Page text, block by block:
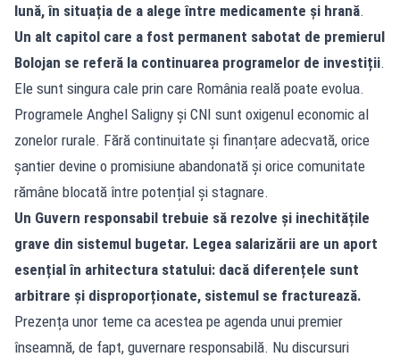
lună, în situația de a alege între medicamente și hrană.
Un alt capitol care a fost permanent sabotat de premierul
Bolojan se referă la continuarea programelor de investiții.
Ele sunt singura cale prin care România reală poate evolua.
Programele Anghel Saligny și CNI sunt oxigenul economic al
zonelor rurale. Fără continuitate și finanțare adecvată, orice
șantier devine o promisiune abandonată și orice comunitate
rămâne blocată între potențial și stagnare.
Un Guvern responsabil trebuie să rezolve și inechitățile
grave din sistemul bugetar. Legea salarizării are un aport
esențial în arhitectura statului: dacă diferențele sunt
arbitrare și disproporționate, sistemul se fracturează.
Prezența unor teme ca acestea pe agenda unui premier
înseamnă, de fapt, guvernare responsabilă. Nu discursuri